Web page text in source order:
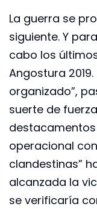
La guerra se
siguiente. Y
cabo los
Angostura 2019.
organizado”,
suerte de
operacional
clandestinas”
alcanzada la
se verificaría